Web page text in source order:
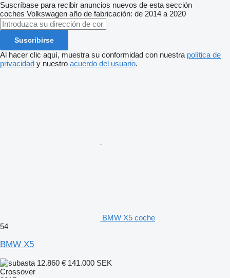
Suscríbase para recibir anuncios nuevos de esta sección
coches Volkswagen año de fabricación: de 2014 a 2020
Suscribirse
Al hacer clic aquí, muestra su conformidad con nuestra política de
privacidad y nuestro acuerdo del usuario.
BMW X5 coche
54
BMW X5
12.860 € 141.000 SEK
Crossover